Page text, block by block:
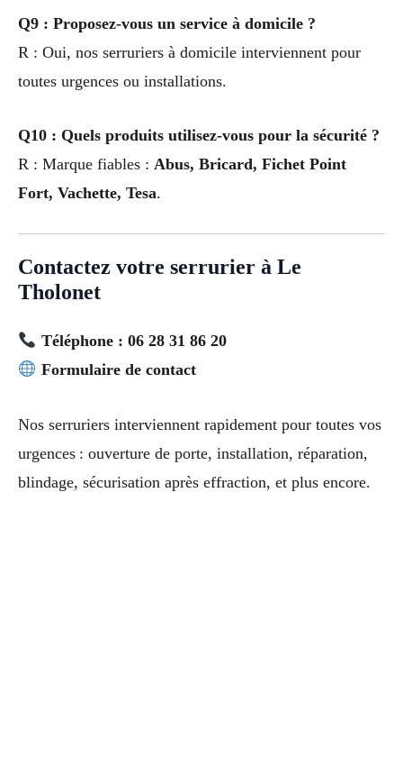
Q9 : Proposez-vous un service à domicile ?
R : Oui, nos serruriers à domicile interviennent pour
toutes urgences ou installations.
Q10 : Quels produits utilisez-vous pour la sécurité ?
R : Marque fiables : Abus, Bricard, Fichet Point
Fort, Vachette, Tesa.
Contactez votre serrurier à Le
Tholonet
Téléphone : 06 28 31 86 20
Formulaire de contact
Nos serruriers interviennent rapidement pour toutes vos
urgences : ouverture de porte, installation, réparation,
blindage, sécurisation après effraction, et plus encore.